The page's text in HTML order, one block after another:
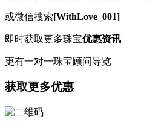
或微信搜索[WithLove_001]
即时获取更多珠宝优惠资讯
更有一对一珠宝顾问导览
获取更多优惠